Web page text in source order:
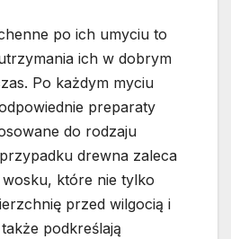
po ich umyciu to
ich w dobrym
Po każdym myciu
preparaty
do rodzaju
drewna zaleca
które nie tylko
przed wilgocią i
podkreślają